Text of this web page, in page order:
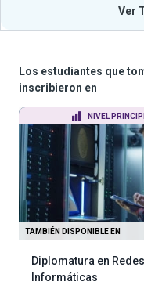
Ver
Los estudiantes que
inscribieron en
NIVEL
TAMBIÉN DISPONIBLE EN
Diplomatura en Redes
Informáticas